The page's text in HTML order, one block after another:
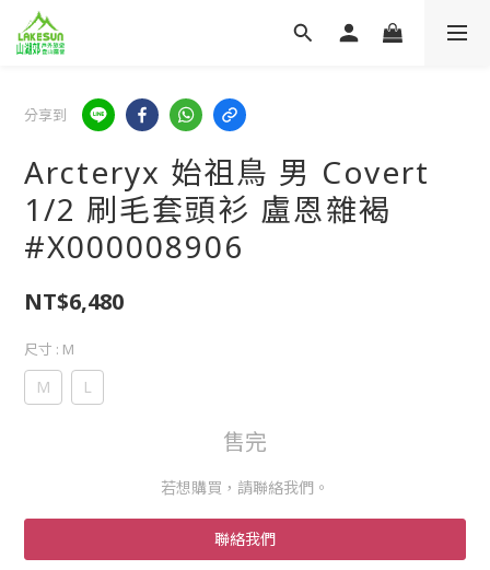
分享到
Arcteryx 始祖鳥 男 Covert
1/2 刷毛套頭衫 盧恩雜褐
#X000008906
NT$6,480
尺寸 : M
M L
售完
若想購買，請聯絡我們。
聯絡我們